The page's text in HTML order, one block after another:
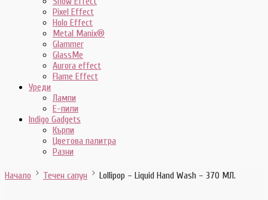
Pixel Effect
Holo Effect
Metal Manix®
Glammer
GlassMe
Aurora effect
Flame Effect
Уреди
Лампи
E-пили
Indigo Gadgets
Кърпи
Цветова палитра
Разни
Начало Течен сапун Lollipop – Liquid Hand Wash – 370 МЛ.